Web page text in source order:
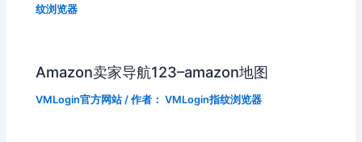
纹浏览器
Amazon卖家导航123–amazon地图
VMLogin官方网站/ 作者： VMLogin指纹浏览器